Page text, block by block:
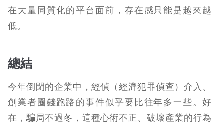
在大量同質化的平台面前，存在感只能是越來越
低。
總結
今年倒閉的企業中，經偵（經濟犯罪偵查）介入、
創業者圈錢跑路的事件似乎要比往年多一些。好
在，騙局不過冬，這種心術不正、破壞產業的行為